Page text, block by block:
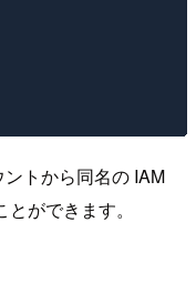
トから同名の IAM
ができます。